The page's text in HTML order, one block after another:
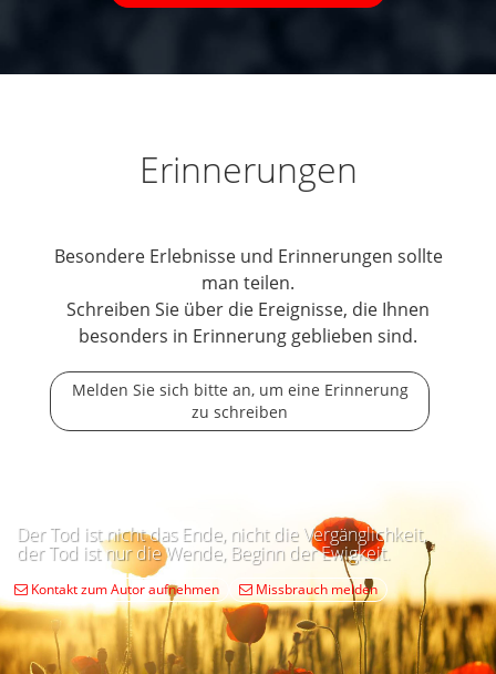
Erinnerungen
Besondere Erlebnisse und Erinnerungen sollte
man teilen.
Schreiben Sie über die Ereignisse, die Ihnen
besonders in Erinnerung geblieben sind.
Melden Sie sich bitte an, um eine Erinnerung
zu schreiben
Der Tod ist nicht das Ende, nicht die Vergänglichkeit,
der Tod ist nur die Wende, Beginn der Ewigkeit.
Kontakt zum Autor aufnehmen Missbrauch melden